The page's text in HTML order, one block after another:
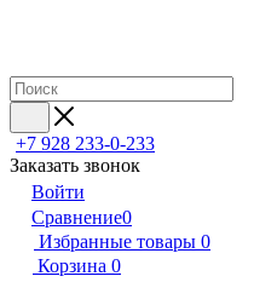
+7 928 233-0-233
Заказать звонок
Войти
Сравнение0
Избранные товары 0
Корзина 0